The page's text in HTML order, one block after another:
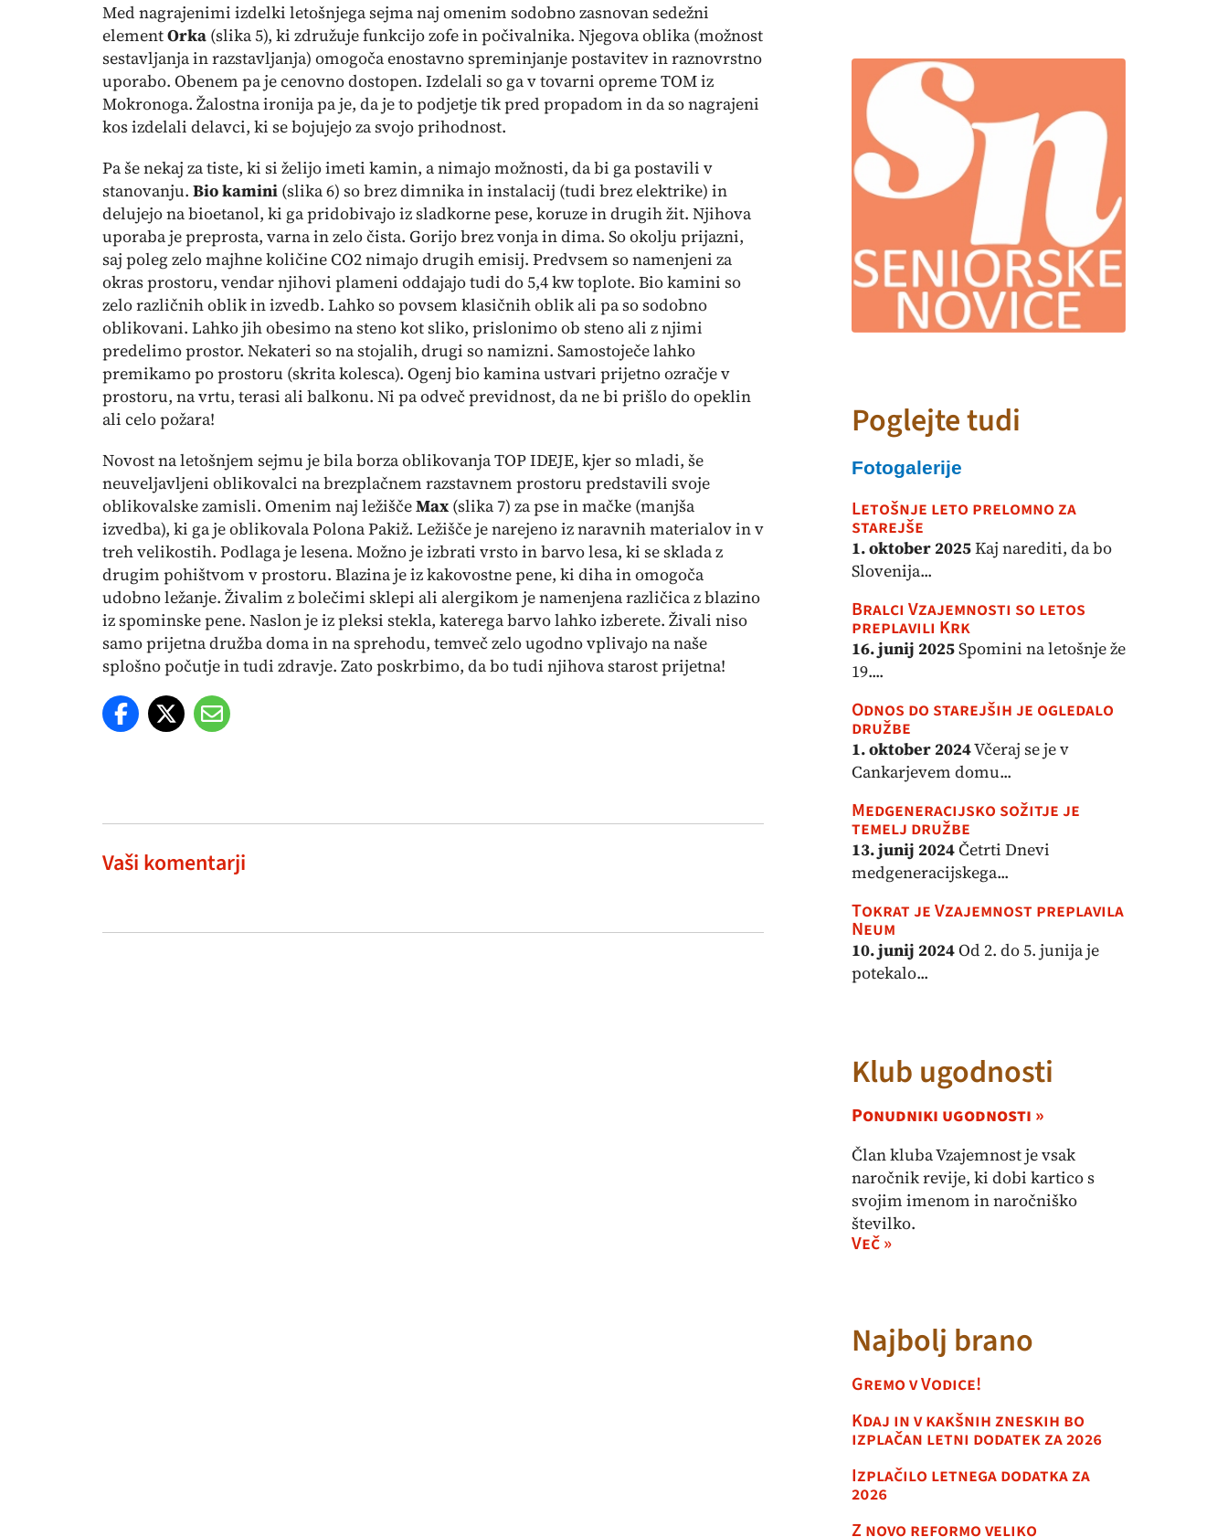
Med nagrajenimi izdelki letošnjega sejma naj omenim sodobno zasnovan sedežni
elementOrka (slika5), ki združuje funkcijo zofe in počivalnika. Njegova oblika (možnost
sestavljanja in razstavljanja) omogoča enostavno spreminjanje postavitev in raznovrstno
uporabo. Obenem pa je cenovno dostopen. Izdelali so ga v tovarni opreme TOM iz
Mokronoga. Žalostna ironija pa je, da je to podjetje tik pred propadom in da so nagrajeni
kos izdelali delavci, ki se bojujejo za svojo prihodnost.
Pa še nekaj za tiste, ki si želijo imeti kamin, a nimajo možnosti, da bi ga postavili v
stanovanju. Bio kamini (slika 6) so brez dimnika in instalacij (tudi brez elektrike) in
delujejo na bioetanol, ki ga pridobivajo iz sladkorne pese, koruze in drugih žit. Njihova
uporaba je preprosta, varna in zelo čista. Gorijo brez vonja in dima. So okolju prijazni,
saj poleg zelo majhne količine CO2 nimajo drugih emisij. Predvsem so namenjeni za
okras prostoru, vendar njihovi plameni oddajajo tudi do 5,4 kw toplote. Bio kamini so
zelo različnih oblik in izvedb. Lahko so povsem klasičnih oblik ali pa so sodobno
oblikovani. Lahko jih obesimo na steno kot sliko, prislonimo ob steno ali z njimi
predelimo prostor. Nekateri so na stojalih, drugi so namizni. Samostoječe lahko
premikamo po prostoru (skrita kolesca). Ogenj bio kamina ustvari prijetno ozračje v
prostoru, na vrtu, terasi ali balkonu. Ni pa odveč previdnost, da ne bi prišlo do opeklin
ali celo požara!
Novost na letošnjem sejmu je bila borza oblikovanja TOP IDEJE, kjer so mladi, še
neuveljavljeni oblikovalci na brezplačnem razstavnem prostoru predstavili svoje
oblikovalske zamisli. Omenim naj ležiščeMax (slika 7) za pse in mačke (manjša
izvedba), ki ga je oblikovala Polona Pakiž. Ležišče je narejeno iz naravnih materialov in v
treh velikostih. Podlaga je lesena. Možno je izbrati vrsto in barvo lesa, ki se sklada z
drugim pohištvom v prostoru. Blazina je iz kakovostne pene, ki diha in omogoča
udobno ležanje. Živalim z bolečimi sklepi ali alergikom je namenjena različica z blazino
iz spominske pene. Naslon je iz pleksi stekla, katerega barvo lahko izberete. Živali niso
samo prijetna družba doma in na sprehodu, temveč zelo ugodno vplivajo na naše
splošno počutje in tudi zdravje. Zato poskrbimo, da bo tudi njihova starost prijetna!
Vaši komentarji
Poglejte tudi
Fotogalerije
Letošnje leto prelomno za
starejše
1. oktober 2025Kaj narediti, da bo
Slovenija...
Bralci Vzajemnosti so letos
preplavili Krk
16. junij 2025Spomini na letošnje že
19....
Odnos do starejših je ogledalo
družbe
1. oktober 2024Včeraj se je v
Cankarjevem domu...
Medgeneracijsko sožitje je
temelj družbe
13. junij 2024Četrti Dnevi
medgeneracijskega...
Tokrat je Vzajemnost preplavila
Neum
10. junij 2024Od 2. do 5. junija je
potekalo...
Klub ugodnosti
Ponudniki ugodnosti »
Član kluba Vzajemnost je vsak
naročnik revije, ki dobi kartico s
svojim imenom in naročniško
številko.
Več »
Najbolj brano
Gremo v Vodice!
Kdaj in v kakšnih zneskih bo
izplačan letni dodatek za 2026
Izplačilo letnega dodatka za
2026
Z novo reformo veliko